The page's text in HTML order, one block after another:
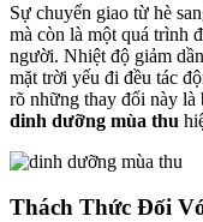
Sự chuyển giao từ hè
mà còn là một quá trình
người. Nhiệt độ giảm
mặt trời yếu đi đều tác
rõ những thay đổi này là
dinh dưỡng mùa thu
Thách Thức Đối